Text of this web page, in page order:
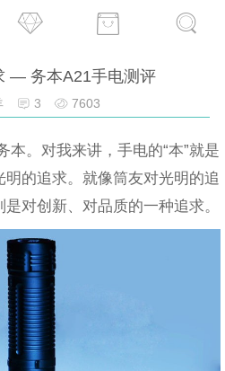
— 务本A21手电测评
3 7603
本。对我来讲，手电的“本”就是
明的追求。就像筒友对光明的追
对创新、对品质的一种追求。